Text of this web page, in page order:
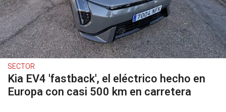
SECTOR
Kia EV4 'fastback', el eléctrico hecho en
Europa con casi 500 km en carretera